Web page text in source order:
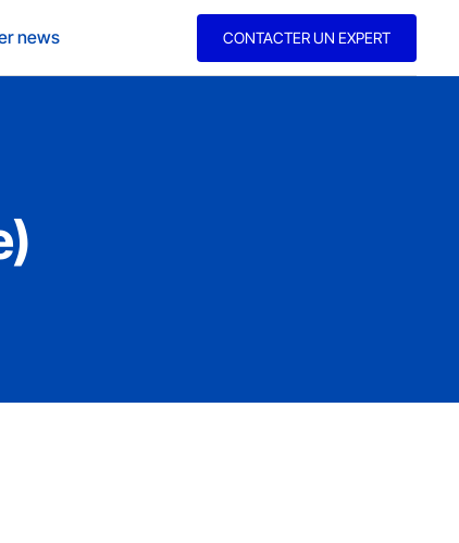
news CONTACTER UN EXPERT